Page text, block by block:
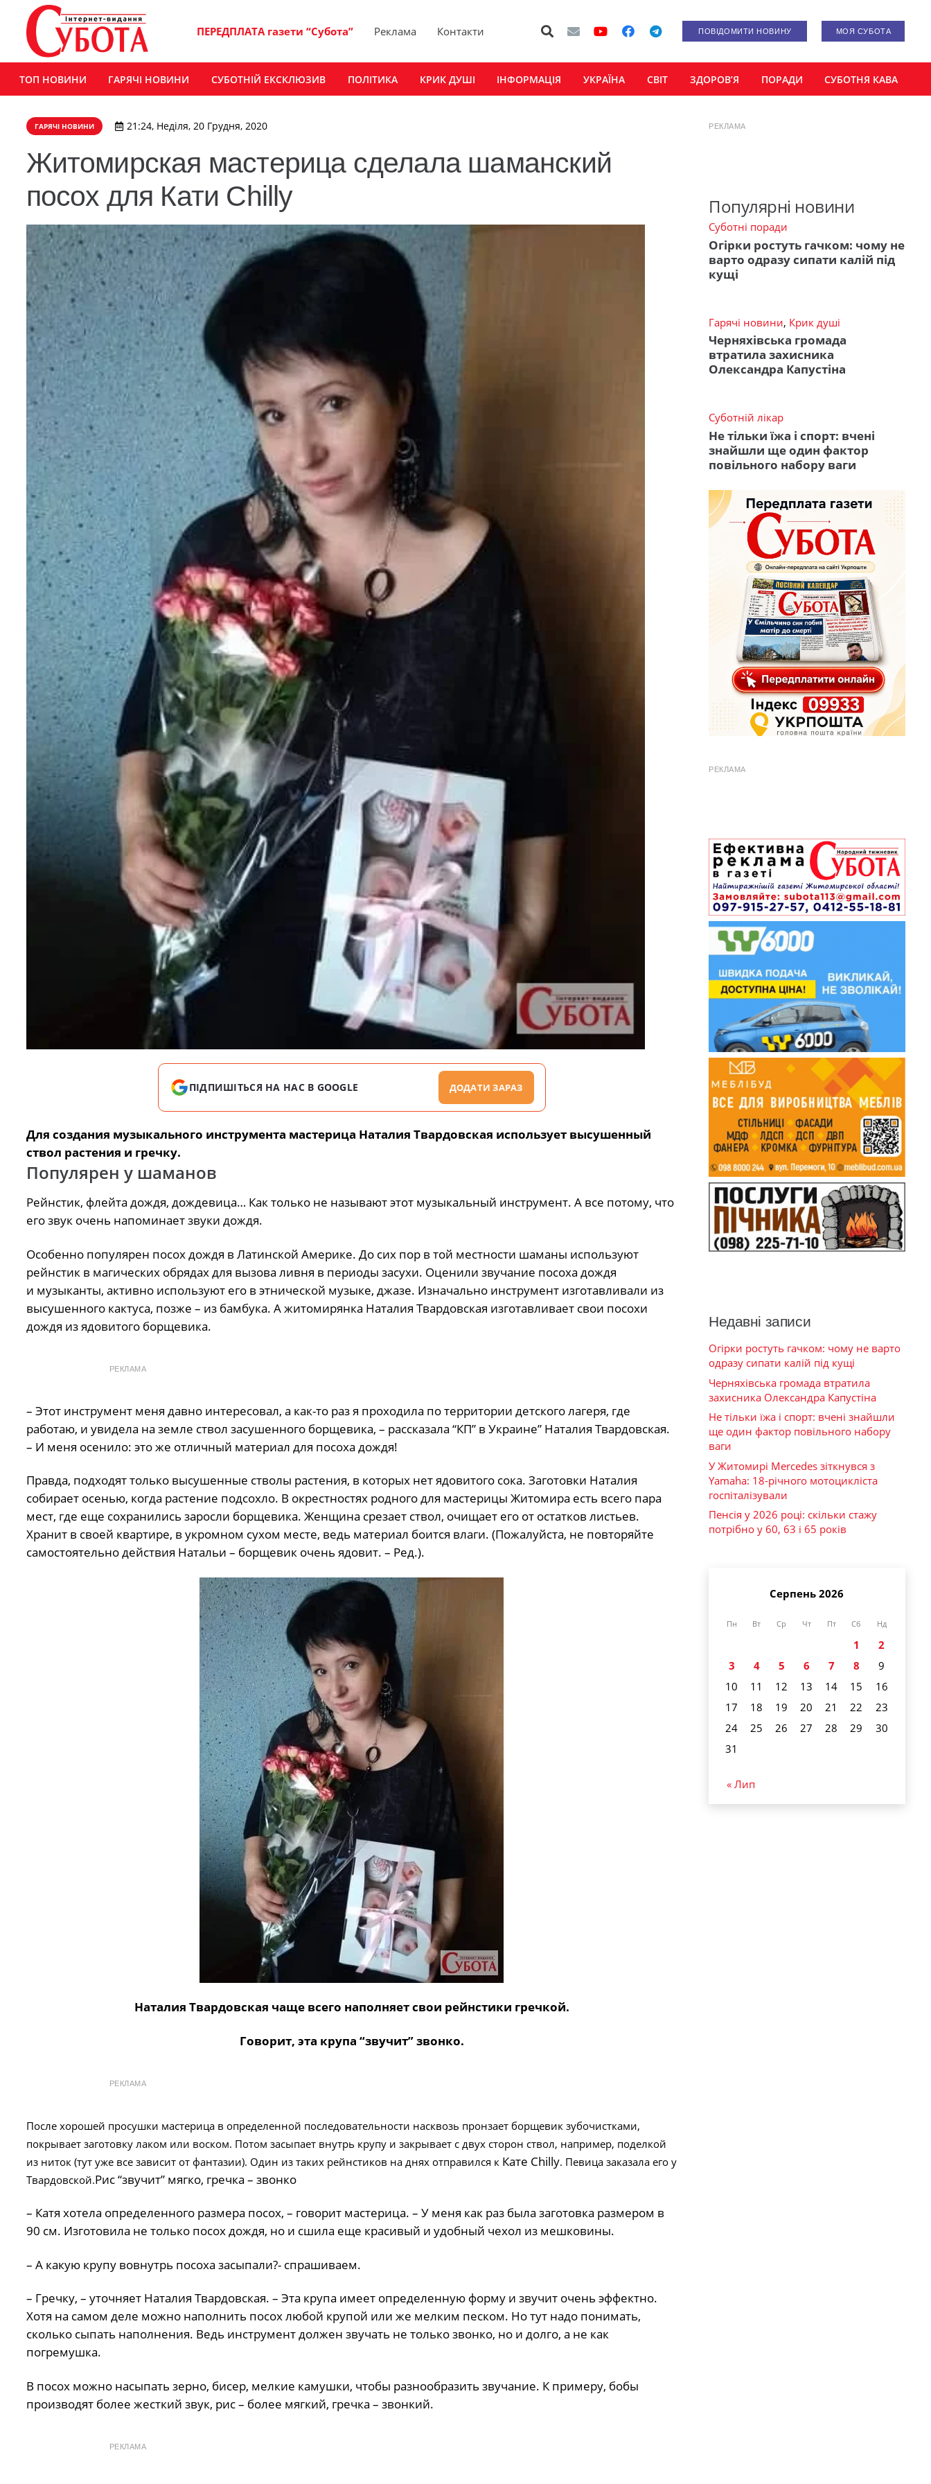
ПЕРЕДПЛАТА газети “Субота” Реклама Контакти ПОВІДОМИТИ НОВИНУ МОЯ СУБОТА
ТОП НОВИНИ ГАРЯЧІ НОВИНИ СУБОТНІЙ ЕКСКЛЮЗИВ ПОЛІТИКА КРИК ДУШІ ІНФОРМАЦІЯ УКРАЇНА СВІТ ЗДОРОВ’Я ПОРАДИ СУБОТНЯ КАВА
ГАРЯЧІ НОВИНИ 21:24, Неділя, 20 Грудня, 2020
Житомирская мастерица сделала шаманский
посох для Кати Chilly
ПІДПИШІТЬСЯ НА НАС В GOOGLE ДОДАТИ ЗАРАЗ
Для создания музыкального инструмента мастерица Наталия Твардовская использует высушенный
ствол растения и гречку.
Популярен у шаманов
Рейнстик, флейта дождя, дождевица… Как только не называют этот музыкальный инструмент. А все потому, что
его звук очень напоминает звуки дождя.
Особенно популярен посох дождя в Латинской Америке. До сих пор в той местности шаманы используют
рейнстик в магических обрядах для вызова ливня в периоды засухи. Оценили звучание посоха дождя
и музыканты, активно используют его в этнической музыке, джазе. Изначально инструмент изготавливали из
высушенного кактуса, позже – из бамбука. А житомирянка Наталия Твардовская изготавливает свои посохи
дождя из ядовитого борщевика.
РЕКЛАМА
– Этот инструмент меня давно интересовал, а как-то раз я проходила по территории детского лагеря, где
работаю, и увидела на земле ствол засушенного борщевика, – рассказала “КП” в Украине” Наталия Твардовская.
– И меня осенило: это же отличный материал для посоха дождя!
Правда, подходят только высушенные стволы растения, в которых нет ядовитого сока. Заготовки Наталия
собирает осенью, когда растение подсохло. В окрестностях родного для мастерицы Житомира есть всего пара
мест, где еще сохранились заросли борщевика. Женщина срезает ствол, очищает его от остатков листьев.
Хранит в своей квартире, в укромном сухом месте, ведь материал боится влаги. (Пожалуйста, не повторяйте
самостоятельно действия Натальи – борщевик очень ядовит. – Ред.).
Наталия Твардовская чаще всего наполняет свои рейнстики гречкой.
Говорит, эта крупа “звучит” звонко.
РЕКЛАМА
После хорошей просушки мастерица в определенной последовательности насквозь пронзает борщевик зубочистками,
покрывает заготовку лаком или воском. Потом засыпает внутрь крупу и закрывает с двух сторон ствол, например, поделкой
из ниток (тут уже все зависит от фантазии). Один из таких рейнстиков на днях отправился к Кате Chilly. Певица заказала его у
Твардовской.Рис “звучит” мягко, гречка – звонко
– Катя хотела определенного размера посох, – говорит мастерица. – У меня как раз была заготовка размером в
90 см. Изготовила не только посох дождя, но и сшила еще красивый и удобный чехол из мешковины.
– А какую крупу вовнутрь посоха засыпали?- спрашиваем.
– Гречку, – уточняет Наталия Твардовская. – Эта крупа имеет определенную форму и звучит очень эффектно.
Хотя на самом деле можно наполнить посох любой крупой или же мелким песком. Но тут надо понимать,
сколько сыпать наполнения. Ведь инструмент должен звучать не только звонко, но и долго, а не как
погремушка.
В посох можно насыпать зерно, бисер, мелкие камушки, чтобы разнообразить звучание. К примеру, бобы
производят более жесткий звук, рис – более мягкий, гречка – звонкий.
РЕКЛАМА
РЕКЛАМА
Популярні новини
Суботні поради
Огірки ростуть гачком: чому не
варто одразу сипати калій під
кущі
Гарячі новини, Крик душі
Черняхівська громада
втратила захисника
Олександра Капустіна
Суботній лікар
Не тільки їжа і спорт: вчені
знайшли ще один фактор
повільного набору ваги
РЕКЛАМА
Недавні записи
Огірки ростуть гачком: чому не варто
одразу сипати калій під кущі
Черняхівська громада втратила
захисника Олександра Капустіна
Не тільки їжа і спорт: вчені знайшли
ще один фактор повільного набору
ваги
У Житомирі Mercedes зіткнувся з
Yamaha: 18-річного мотоцикліста
госпіталізували
Пенсія у 2026 році: скільки стажу
потрібно у 60, 63 і 65 років
Серпень 2026
Пн Вт Ср Чт Пт Сб Нд
1
2
3
4 5 6 7 8
9
10
11 12 13 14 15
16
17
18 19 20 21 22
23
24
25 26 27 28 29
30
31
« Лип